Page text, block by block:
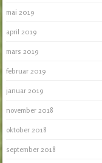
mai 2019
april 2019
mars 2019
februar 2019
januar 2019
november 2018
oktober 2018
september 2018